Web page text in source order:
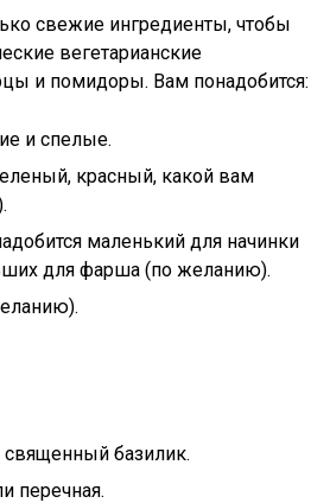
свежие ингредиенты, чтобы
вегетарианские
и помидоры. Вам понадобится:
и спелые.
красный, какой вам
маленький для начинки
для фарша (по желанию).
базилик.
перечная.